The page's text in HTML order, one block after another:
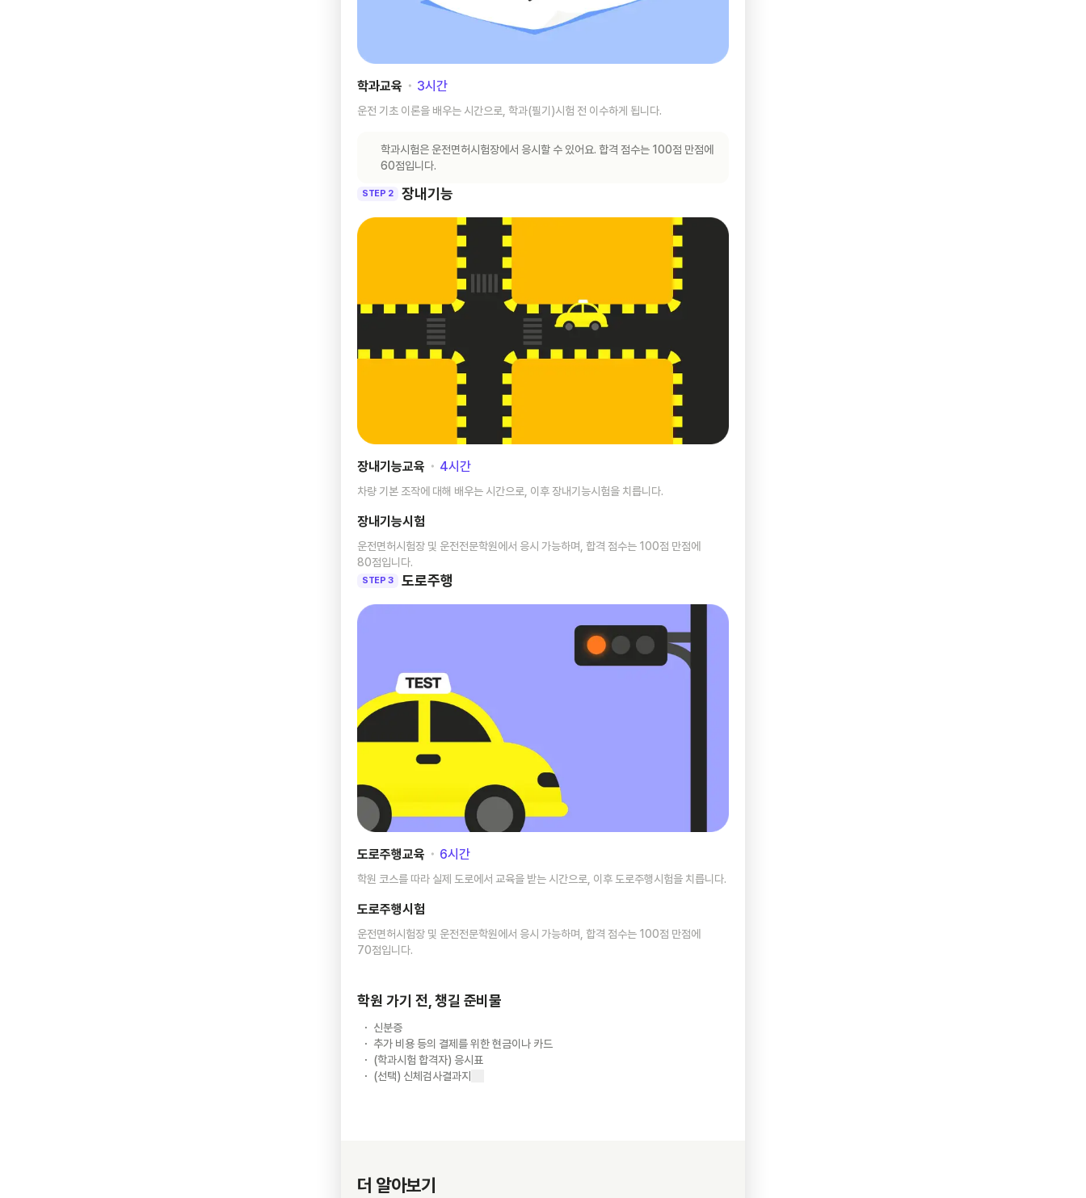
학과교육 ･ 3시간
운전 기초 이론을 배우는 시간으로, 학과(필기)시험 전 이수하게 됩니다.
학과시험은 운전면허시험장에서 응시할 수 있어요. 합격 점수는 100점 만점에
60점입니다.
STEP 2 장내기능
장내기능교육 ･ 4시간
차량 기본 조작에 대해 배우는 시간으로, 이후 장내기능시험을 치릅니다.
장내기능시험
운전면허시험장 및 운전전문학원에서 응시 가능하며, 합격 점수는 100점 만점에
80점입니다.
STEP 3 도로주행
도로주행교육 ･ 6시간
학원 코스를 따라 실제 도로에서 교육을 받는 시간으로, 이후 도로주행시험을 치릅니다.
도로주행시험
운전면허시험장 및 운전전문학원에서 응시 가능하며, 합격 점수는 100점 만점에
70점입니다.
학원 가기 전, 챙길 준비물
신분증
추가 비용 등의 결제를 위한 현금이나 카드
(학과시험 합격자) 응시표
(선택) 신체검사결과지
더 알아보기